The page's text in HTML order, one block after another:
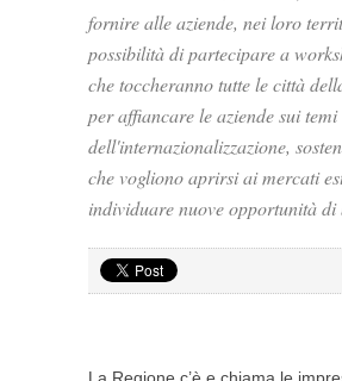
fornire alle aziende, nei loro
possibilità di partecipare a
che toccheranno tutte le città
per affiancare le aziende sui temi
dell'internazionalizzazione,
che vogliono aprirsi ai mercati
individuare nuove opportunità di